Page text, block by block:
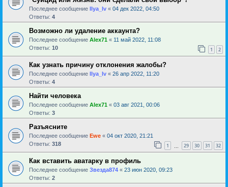
Последнее сообщение Ilya_Iv « 04 дек 2022, 04:50
Ответы: 4
Возможно ли удаление аккаунта?
Последнее сообщение Alex71 « 11 май 2022, 11:08
Ответы: 10 1 2
Как узнать причину отклонения жалобы?
Последнее сообщение Ilya_Iv « 26 апр 2022, 11:20
Ответы: 4
Найти человека
Последнее сообщение Alex71 « 03 авг 2021, 00:06
Ответы: 3
Разъясните
Последнее сообщение Ewe « 04 окт 2020, 21:21
Ответы: 318 1 29 30 31 32
Как вставить аватарку в профиль
Последнее сообщение Звезда874 « 23 июн 2020, 09:23
Ответы: 2